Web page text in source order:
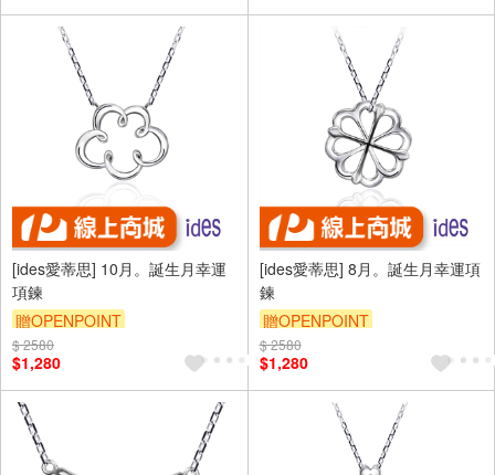
[ides愛蒂思] 10月。誕生月幸運
項鍊
贈OPENPOINT
$ 2580
$1,280
[ides愛蒂思] 8月。誕生月幸運項
鍊
贈OPENPOINT
$ 2580
$1,280